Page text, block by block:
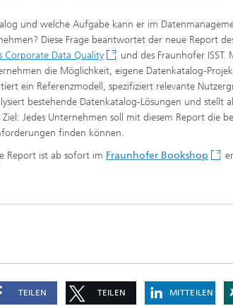
und welche Aufgabe kann er im
Diese Frage beantwortet der neue Report
Corporate Data Quality
und des Fraunhofer ISST.
die Möglichkeit, eigene Datenkatalog-
ein Referenzmodell, spezifiziert relevante
bestehende Datenkatalog-Lösungen und stellt
Jedes Unternehmen soll mit diesem Report die
finden können.
Report ist ab sofort im Fraunhofer Bookshop
TEILEN TEILEN MITTEILEN